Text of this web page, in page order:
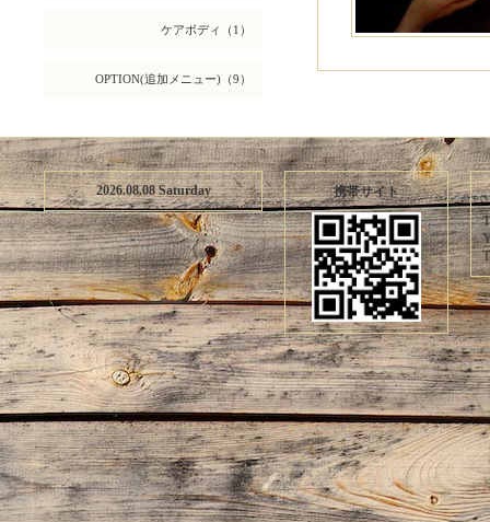
ケアボディ（1）
OPTION(追加メニュー)（9）
2026.08.08 Saturday 携帯サイト